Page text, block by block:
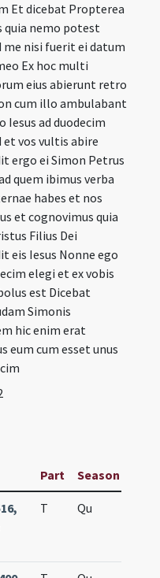
Et dicebat Propterea
quia nemo potest
me nisi fuerit ei datum
Ex hoc multi
eius abierunt retro
cum illo ambulabant
Iesus ad duodecim
et vos vultis abire
ergo ei Simon Petrus
quem ibimus verba
habes et nos
et cognovimus quia
Filius Dei
eis Iesus Nonne ego
elegi et ex vobis
est Dicebat
Simonis
hic enim erat
eum cum esset unus
Part Season
T Qu